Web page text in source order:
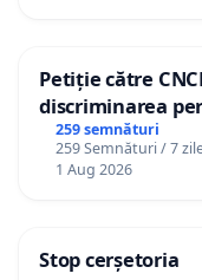
Petiție către
discriminarea
către utilizatorul
259 semnături
259 Semnături / 7
1 Aug 2026
Stop cerșetoria